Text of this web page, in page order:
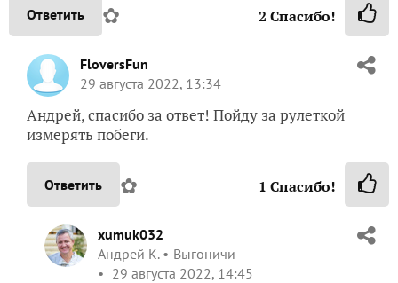
Ответить ✿ 2 Спасибо!
FloversFun
29 августа 2022, 13:34
Андрей, спасибо за ответ! Пойду за рулеткой
измерять побеги.
Ответить ✿ 1 Спасибо!
xumuk032
Андрей К.
Выгоничи
29 августа 2022, 14:45